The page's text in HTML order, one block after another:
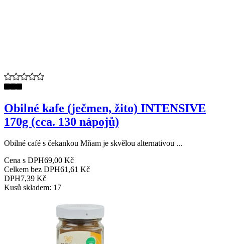
Obilné kafe (ječmen, žito) INTENSIVE
170g (cca. 130 nápojů)
Obilné café s čekankou Mňam je skvělou alternativou ...
Cena s DPH69,00 Kč
Celkem bez DPH61,61 Kč
DPH7,39 Kč
Kusů skladem: 17